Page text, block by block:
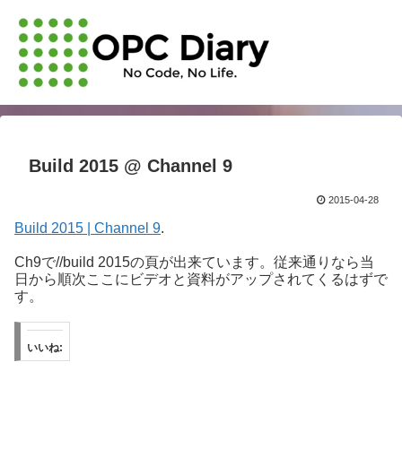
Build 2015 @ Channel 9
2015-04-28
Build 2015 | Channel 9.
Ch9で//build 2015の頁が出来ています。従来通りなら当
日から順次ここにビデオと資料がアップされてくるはずで
す。
いいね: